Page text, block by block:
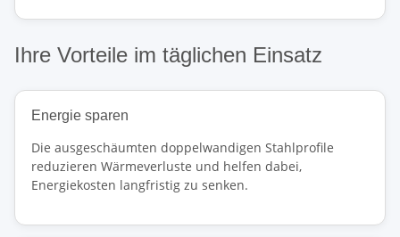
Ihre Vorteile im täglichen Einsatz
Energie sparen
Die ausgeschäumten doppelwandigen Stahlprofile
reduzieren Wärmeverluste und helfen dabei,
Energiekosten langfristig zu senken.